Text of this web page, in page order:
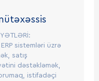
sistemləri üzrə
satış
dəstəkləmək,
istifadəçi